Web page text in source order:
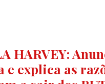
HARVEY:
e explica as